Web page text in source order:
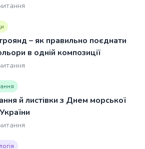
– як правильно поєднати
в одній композиції
й листівки з Днем морської